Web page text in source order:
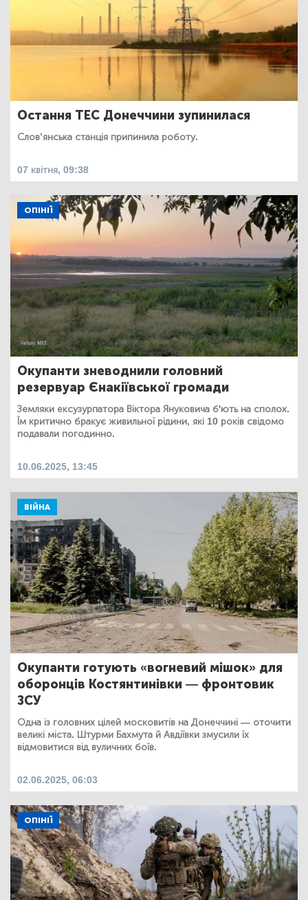
Остання ТЕС Донеччини зупинилася
Слов’янська станція припинила роботу.
07 квітня, 09:38
ОПІНІЇ
Окупанти зневоднили головний
резервуар Єнакіївської громади
Земляки ексузурпатора Віктора Януковича б'ють на сполох.
Їм критично бракує живильної рідини, які 10 років свідомо
подавали погодинно.
10.06.2025, 13:45
ВІЙНА
Окупанти готують «вогневий мішок» для
оборонців Костянтинівки — фронтовик
ЗСУ
Одна із головних цілей московитів на Донеччині — оточити
великі міста. Штурми Бахмута й Авдіївки змусили їх
відмовитися від вуличних боїв.
02.06.2025, 06:03
ОПІНІЇ